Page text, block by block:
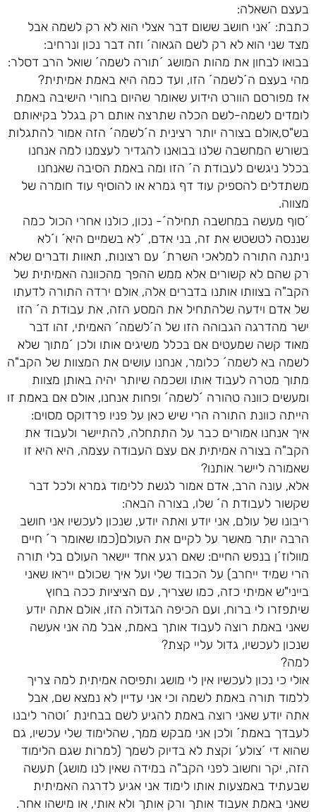
בעצם השאלה:
כתבת: ´אני חושב ששום דבר אצלי הוא לא רק לשמה אבל
מצד שני הוא לא רק לשם הגאוה´ וזה דבר נכון ונרחיב:
בבואו לבחון את מהות המושג ´תורה לשמה´ שואל הרב דסלר:
מהי בעצם ה´לשמה´ הזו, ועד כמה היא באמת אמיתית?
אז מפורסם הוורט הידוע שאומר שהיום בחורי הישיבה באמת
לומדים לשמה-לשם הכלה שתרצה אותם רק בגלל בקיאותם
בש"ס,אולם בצורה יותר רצינית ה´לשמה´ הזה אמור להתגלות
בשורש המחשבה שלנו בבואנו להגדיר לעצמנו למה אנחנו
בכלל ניגשים לעבודת ה´ הזו ומה באמת הסיבה שאנחנו
משתדלים להספיק עוד דף גמרא או להוסיף עוד חומרה של
מצווה.
´סוף מעשה במחשבה תחילה´- נכון, כולנו אחרי הכול כמה
שננסה לטשטש את זה, בני אדם, ´לא בשמיים היא´ ו´לא
ניתנה התורה למלאכי השרת´ עם רצונות, תאוות ודברים שלא
רק שהם לא קשורים אלא ממש ההפך מהכוונה האמיתית של
הקב"ה בצוותו אותנו בדברים אלה, אולם ירדה התורה לדעתו
של אדם וידעה שלהתחיל את המסע הזה, את עבודת ה´ הזו
ישר מהדרגה הגבוהה הזו של ה´לשמה´ האמיתי, זהו דבר
מאוד קשה שמעטים אם בכלל משיגים אותו ולכן ´מתוך שלא
לשמה בא לשמה´ כלומר, אנחנו עושים את המצוות של הקב"ה
מתוך מטרה לעבוד אותו ושכמה שיותר יהיה באותן מצוות
ומעשים כוונה טהורה ´לשמה´ ופחות אנחנו, אולם אם באמת זו
הייתה כוונת התורה הרי שיש כאן על פניו פרדוקס מסוים:
איך אנחנו אמורים כבר על התתחלה, להתיישר ולעבוד את
הקב"ה בצורה אמיתית אם עצם העבודה עצמה, היא היא זו
שאמורה ליישר אותנו?
אלא, עונה הרב, אדם אמור לגשת ללימוד גמרא ולכל דבר
שקשור לעבודת ה´ שלו, בצורה הבאה:
ריבונו של עולם, אני יודע ואתה יודע, שנכון לעכשיו אני חושב
הרבה יותר מאשר על לקיים את העולם(כמו שאומר ר´ חיים
מוולוז´ן בנפש החיים: שאם רגע אחד יישאר העולם בלי תורה
הרי שמיד ייחרב) על הכבוד שלי ועל איך שכולם ייראו שאני
בייני"ש אמיתי כזה, כמו שצריך, עם הציציות ככה בחוץ
שיתפזרו לי ברוח, ועם הכיפה הגדולה הזו, אולם אתה יודע
שאני באמת רוצה לעבוד אותך באמת, אבל מה אני אעשה
שנכון לעכשיו, גדול עליי קצת?
למה?
אולי כי נכון לעכשיו אין לי מושג ותפיסה אמיתית למה צריך
ללמוד תורה באמת לשמה וכי אני עדיין לא נמצא שם, אבל
אתה יודע שאני רוצה באמת להגיע לשם בבחינת ´וטהר ליבנו
לעבדך באמת´ ולכן אני מבקש ממך, שהלימוד שלי עכשיו, גם
שהוא די ´צולע´ וקצת לא בדיוק לשמך (למרות שגם הלימוד
הזה, יקר וחשוב לפני הקב"ה במידה שאין לנו מושג) תעשה
שבעתיד באמצעות אותו לימוד אני אגיע לדרגה האמיתית
שאני באמת אעבוד אותך ורק אותך ולא אותי, או מישהו אחר.